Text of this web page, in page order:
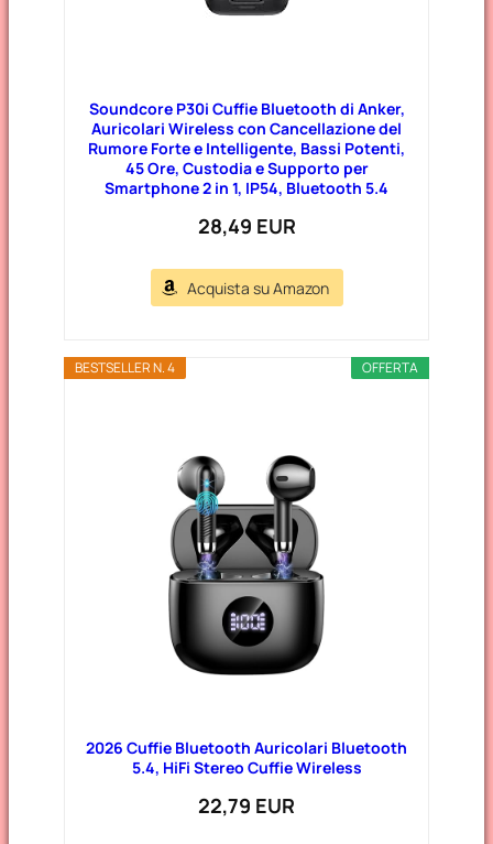
Soundcore P30i Cuffie Bluetooth di Anker,
Auricolari Wireless con Cancellazione del
Rumore Forte e Intelligente, Bassi Potenti,
45 Ore, Custodia e Supporto per
Smartphone 2 in 1, IP54, Bluetooth 5.4
28,49 EUR
Acquista su Amazon
OFFERTA
BESTSELLER N. 4
2026 Cuffie Bluetooth Auricolari Bluetooth
5.4, HiFi Stereo Cuffie Wireless
22,79 EUR